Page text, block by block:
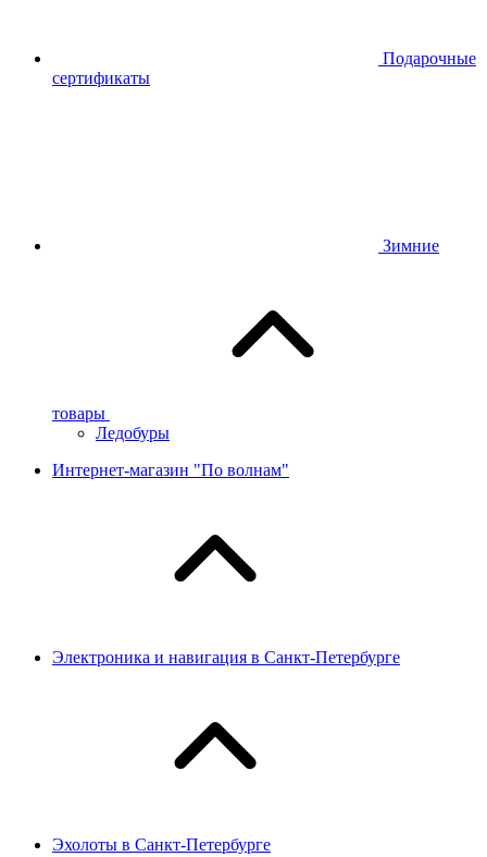
Подарочные
сертификаты
Зимние
товары
Ледобуры
Интернет-магазин "По волнам"
Электроника и навигация в Санкт-Петербурге
Эхолоты в Санкт-Петербурге